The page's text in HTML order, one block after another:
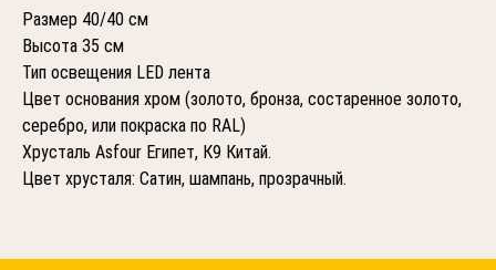
Размер 40/40 см
Высота 35 см
Тип освещения LED лента
Цвет основания хром (золото, бронза, состаренное золото,
серебро, или покраска по RAL)
Хрусталь Asfour Египет, К9 Китай.
Цвет хрусталя: Сатин, шампань, прозрачный.